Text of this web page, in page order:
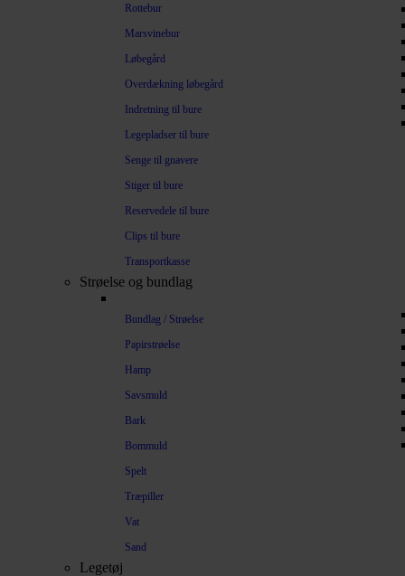
Rottebur
Marsvinebur
Løbegård
Overdækning løbegård
Indretning til bure
Legepladser til bure
Senge til gnavere
Stiger til bure
Reservedele til bure
Clips til bure
Transportkasse
Strøelse og bundlag
Bundlag / Strøelse
Papirstrøelse
Hamp
Savsmuld
Bark
Bommuld
Spelt
Træpiller
Vat
Sand
Legetøj